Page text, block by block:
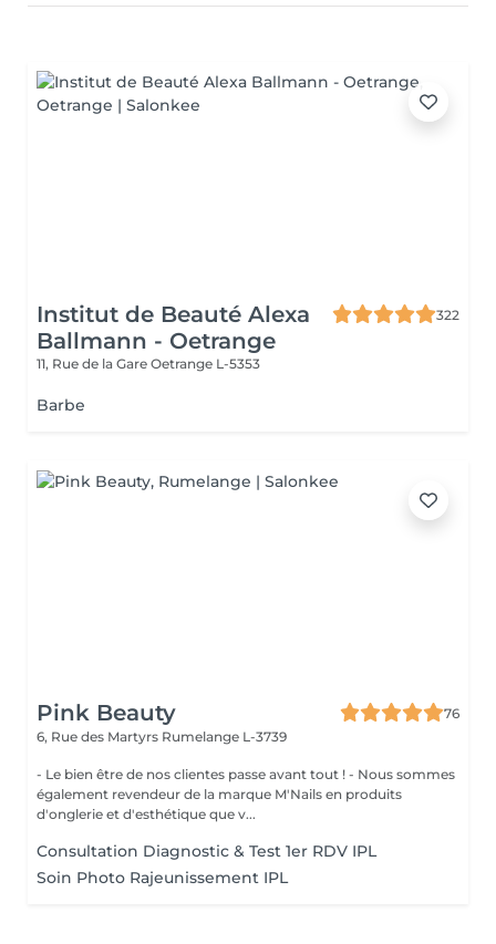
Institut de Beauté Alexa
Ballmann - Oetrange
322
11, Rue de la Gare Oetrange L-5353
Barbe
Pink Beauty
76
6, Rue des Martyrs Rumelange L-3739
- Le bien être de nos clientes passe avant tout ! - Nous sommes
également revendeur de la marque M'Nails en produits
d'onglerie et d'esthétique que v...
Consultation Diagnostic & Test 1er RDV IPL
Soin Photo Rajeunissement IPL